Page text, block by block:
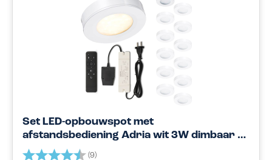
Set LED-opbouwspot met
afstandsbediening Adria wit 3W dimbaar 1-
12 stuks
Beoordeling: (9)